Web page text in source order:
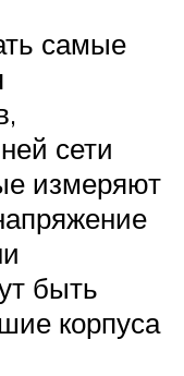
самые
сети
измеряют
быть
корпуса